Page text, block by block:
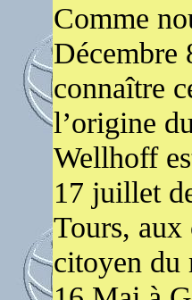
Comme
Décembre
connaître
l’origine
Wellhoff
17 juillet
Tours, aux
citoyen du